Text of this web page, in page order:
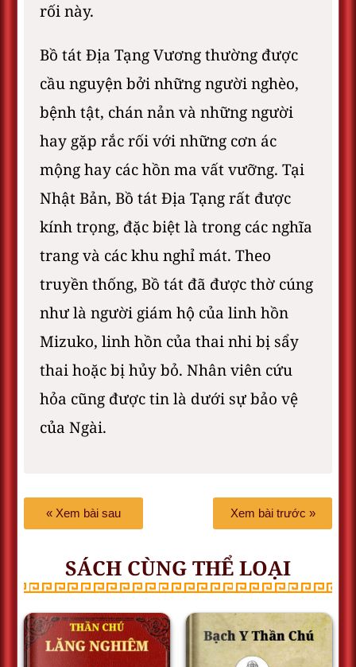
rối này.
Bồ tát Địa Tạng Vương thường được
cầu nguyện bởi những người nghèo,
bệnh tật, chán nản và những người
hay gặp rắc rối với những cơn ác
mộng hay các hồn ma vất vưỡng. Tại
Nhật Bản, Bồ tát Địa Tạng rất được
kính trọng, đặc biệt là trong các nghĩa
trang và các khu nghỉ mát. Theo
truyền thống, Bồ tát đã được thờ cúng
như là người giám hộ của linh hồn
Mizuko, linh hồn của thai nhi bị sẩy
thai hoặc bị hủy bỏ. Nhân viên cứu
hỏa cũng được tin là dưới sự bảo vệ
của Ngài.
« Xem bài sau Xem bài trước »
SÁCH CÙNG THỂ LOẠI